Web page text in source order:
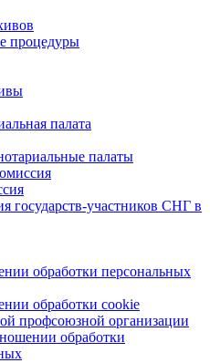
процедуры
палата
палаты
государств-участников СНГ в
обработки персональных
обработки cookie
профсоюзной организации
обработки